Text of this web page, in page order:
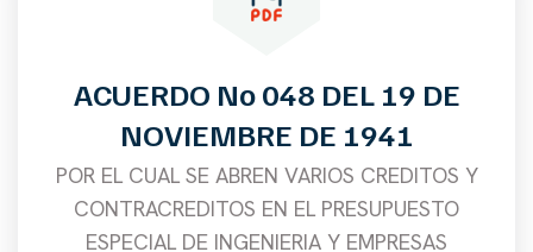
ACUERDO No 048 DEL 19 DE
NOVIEMBRE DE 1941
POR EL CUAL SE ABREN VARIOS CREDITOS Y
CONTRACREDITOS EN EL PRESUPUESTO
ESPECIAL DE INGENIERIA Y EMPRESAS